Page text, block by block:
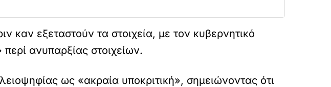
καν εξεταστούν τα στοιχεία, με τον κυβερνητικό
ανυπαρξίας στοιχείων.
ως «ακραία υποκριτική», σημειώνοντας ότι